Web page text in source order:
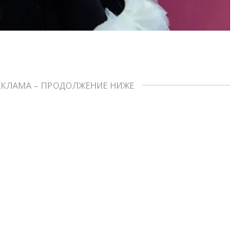
– ПРОДОЛЖЕНИЕ НИЖЕ